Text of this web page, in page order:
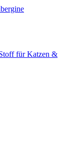
für Katzen &